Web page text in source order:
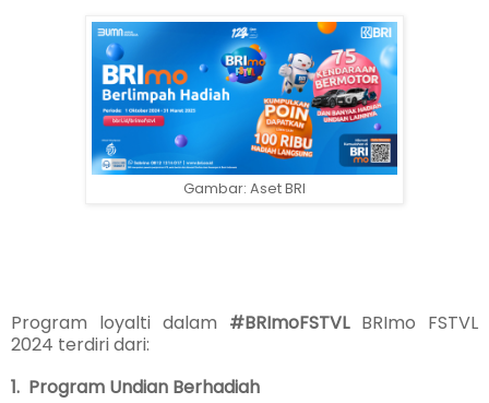
Gambar: Aset BRI
Program loyalti dalam #BRImoFSTVL BRImo FSTVL
2024 terdiri dari:
1. Program Undian Berhadiah